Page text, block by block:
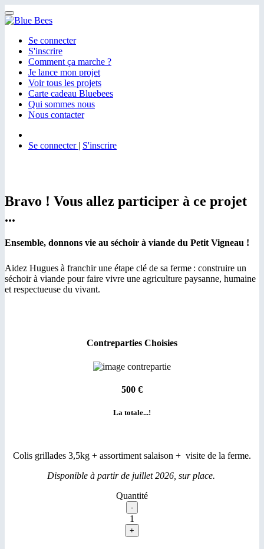
Menu
Se connecter
S'inscrire
Comment ça marche ?
Je lance mon projet
Voir tous les projets
Carte cadeau Bluebees
Qui sommes nous
Nous contacter
Se connecter | S'inscrire
Bravo ! Vous allez participer à ce projet
...
Ensemble, donnons vie au séchoir à viande du Petit Vigneau !
Aidez Hugues à franchir une étape clé de sa ferme : construire un
séchoir à viande pour faire vivre une agriculture paysanne, humaine
et respectueuse du vivant.
Contreparties Choisies
500 €
La totale...!
Colis grillades 3,5kg + assortiment salaison + visite de la ferme.
Disponible à partir de juillet 2026, sur place.
Quantité
1